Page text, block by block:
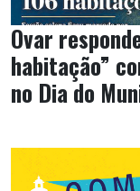
Ovar
habitação”
no Dia do